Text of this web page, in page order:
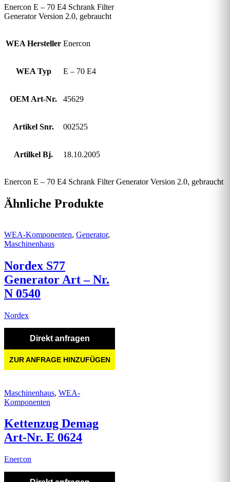
Enercon E – 70 E4 Schrank Filter
Generator Version 2.0, gebraucht
WEA Hersteller Enercon
WEA Typ E – 70 E4
OEM Art-Nr. 45629
Artikel Snr. 002525
Artilkel Bj. 18.10.2005
Enercon E – 70 E4 Schrank Filter Generator Version 2.0, gebraucht
Ähnliche Produkte
WEA-Komponenten, Generator,
Maschinenhaus
Nordex S77
Generator Art – Nr.
N 0540
Nordex
Direkt anfragen
ZUR ANFRAGE HINZUFÜGEN
Maschinenhaus, WEA-
Komponenten
Kettenzug Demag
Art-Nr. E 0624
Enercon